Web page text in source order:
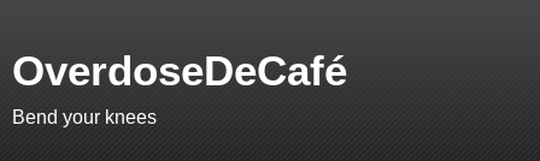
OverdoseDeCafé
Bend your knees